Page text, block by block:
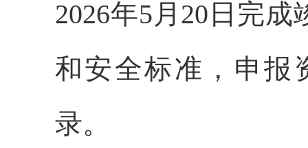
2026年5月 20 日完成
和安全标准，申报
录。